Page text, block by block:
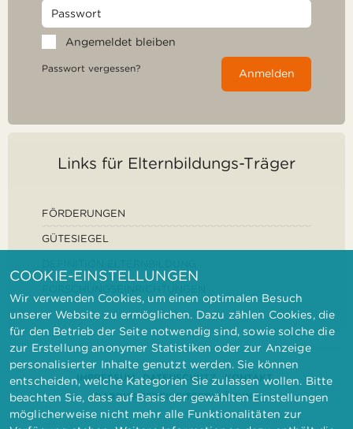
Angemeldet bleiben
Passwort vergessen? Anmelden
Links für Elternbildungs-Träger
FÖRDERUNGEN
GÜTESIEGEL
IMPRESSUM DATENSCHUTZ
KONTAKT
BARRIEREFREIHEITSERKLÄRUNG
COOKIE-EINSTELLUNGEN
Wir verwenden Cookies, um einen optimalen Besuch
unserer Website zu ermöglichen. Dazu zählen Cookies, die
für den Betrieb der Seite notwendig sind, sowie solche die
zur Erstellung anonymer Statistiken oder zur Anzeige
personalisierter Inhalte genutzt werden. Sie können
entscheiden, welche Kategorien Sie zulassen wollen. Bitte
beachten Sie, dass auf Basis der gewählten Einstellungen
möglicherweise nicht mehr alle Funktionalitäten zur